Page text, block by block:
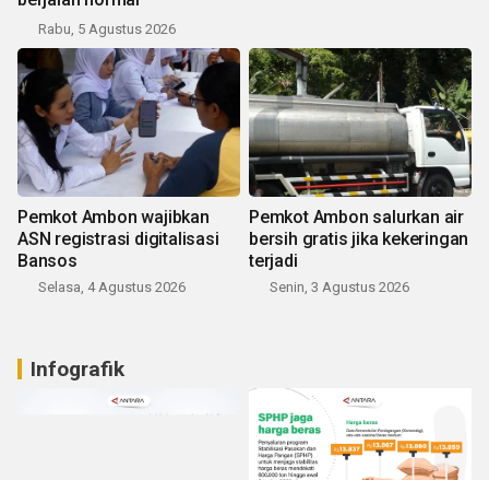
Rabu, 5 Agustus 2026
Pemkot Ambon wajibkan
ASN registrasi digitalisasi
Bansos
Selasa, 4 Agustus 2026
Pemkot Ambon salurkan air
bersih gratis jika kekeringan
terjadi
Senin, 3 Agustus 2026
Infografik